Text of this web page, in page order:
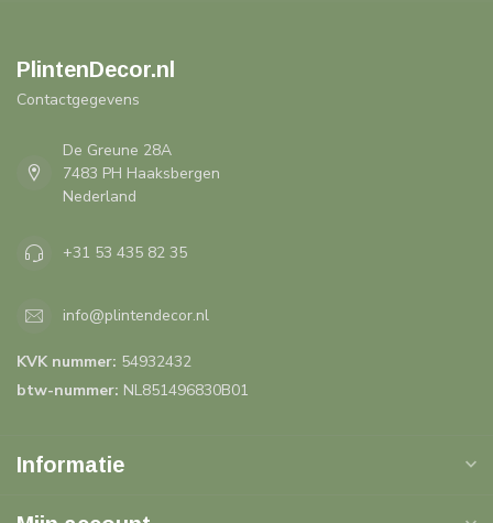
PlintenDecor.nl
Contactgegevens
De Greune 28A
7483 PH Haaksbergen
Nederland
+31 53 435 82 35
info@plintendecor.nl
KVK nummer: 54932432
btw-nummer: NL851496830B01
Informatie